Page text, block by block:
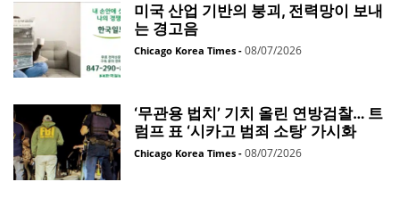
미국 산업 기반의 붕괴, 전력망이 보내
는 경고음
Chicago Korea Times - 08/07/2026
‘무관용 법치’ 기치 올린 연방검찰… 트
럼프 표 ‘시카고 범죄 소탕’ 가시화
Chicago Korea Times - 08/07/2026